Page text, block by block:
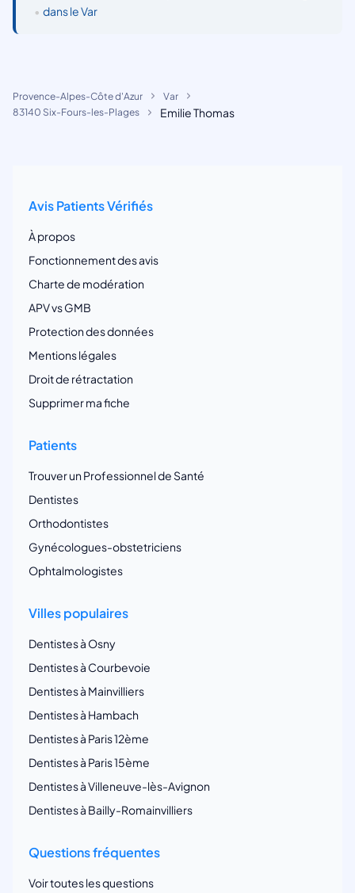
• dans le Var
Provence-Alpes-Côte d'Azur
Var
83140 Six-Fours-les-Plages
Emilie Thomas
Avis Patients Vérifiés
À propos
Fonctionnement des avis
Charte de modération
APV vs GMB
Protection des données
Mentions légales
Droit de rétractation
Supprimer ma fiche
Patients
Trouver un Professionnel de Santé
Dentistes
Orthodontistes
Gynécologues-obstetriciens
Ophtalmologistes
Villes populaires
Dentistes à Osny
Dentistes à Courbevoie
Dentistes à Mainvilliers
Dentistes à Hambach
Dentistes à Paris 12ème
Dentistes à Paris 15ème
Dentistes à Villeneuve-lès-Avignon
Dentistes à Bailly-Romainvilliers
Questions fréquentes
Voir toutes les questions